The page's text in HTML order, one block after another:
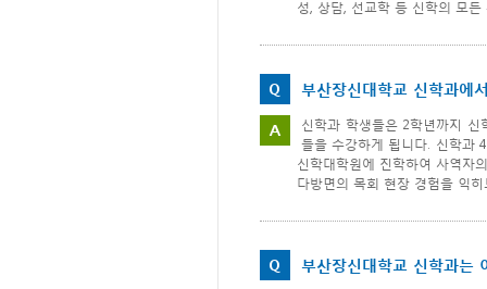
성, 상담, 선교학 등 신학의 모
Q
부산장신대학교 신학과에
A
신학과 학생들은 2학년까지
들을 수강하게 됩니다. 신학과
신학대학원에 진학하여 사역자
다방면의 목회 현장 경험을 익
Q
부산장신대학교 신학과는